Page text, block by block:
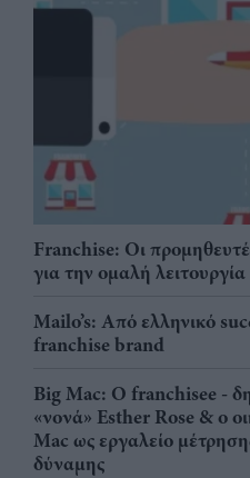
Franchise: Οι
για την ομαλή λειτουργία
Mailo’s: Από ελληνικό
franchise brand
Big Mac: Ο franchisee -
«νονά» Esther Rose & ο
Mac ως εργαλείο
δύναμης